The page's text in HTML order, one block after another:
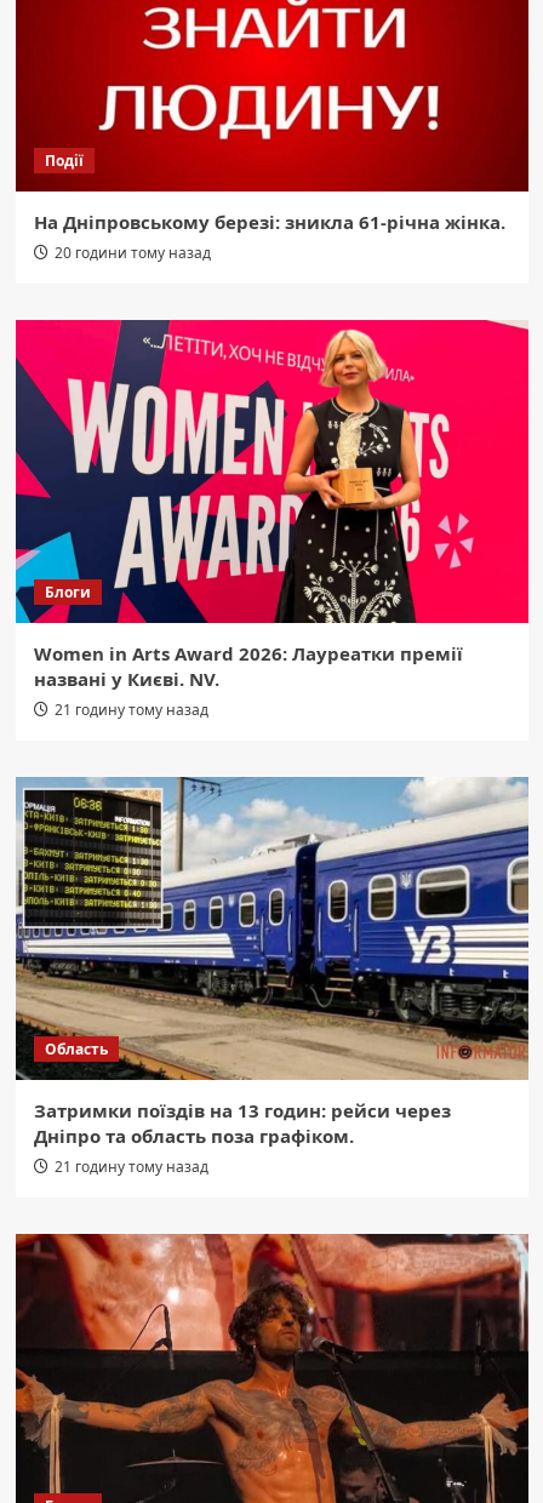
Події
На Дніпровському березі: зникла 61-річна жінка.
20 години тому назад
Блоги
Women in Arts Award 2026: Лауреатки премії
названі у Києві. NV.
21 годину тому назад
Область
Затримки поїздів на 13 годин: рейси через
Дніпро та область поза графіком.
21 годину тому назад